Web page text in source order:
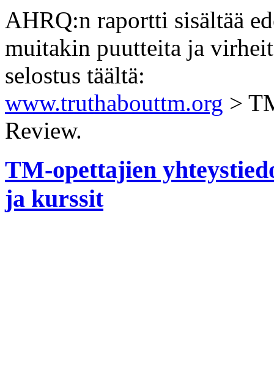
AHRQ:n raportti sisältää
muitakin puutteita ja
selostus täältä:
www.truthabouttm.org >
Review.
TM-opettajien
ja kurssit